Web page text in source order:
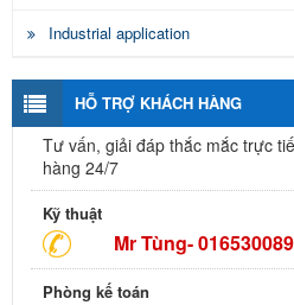
Industrial application
HỖ TRỢ KHÁCH HÀNG
Tư vấn, giải đáp thắc mắc trực
hàng 24/7
Kỹ thuật
Mr Tùng-
Phòng kế toán